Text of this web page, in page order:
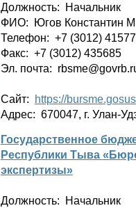
Должность: Начальник
ФИО: Югов Константин
Телефон: +7 (3012)
Факс: +7 (3012) 435685
Эл. почта:
Сайт:
https://
Адрес: 670047, г. Улан-
Государственное
Республики Тыва
экспертизы»
Должность: Начальник